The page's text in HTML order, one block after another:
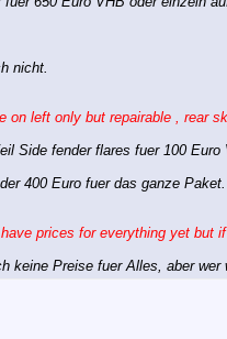
nicht.
left only but repairable , rear
Side fender flares fuer 100
400 Euro fuer das ganze Paket.
prices for everything yet but
keine Preise fuer Alles, aber wer